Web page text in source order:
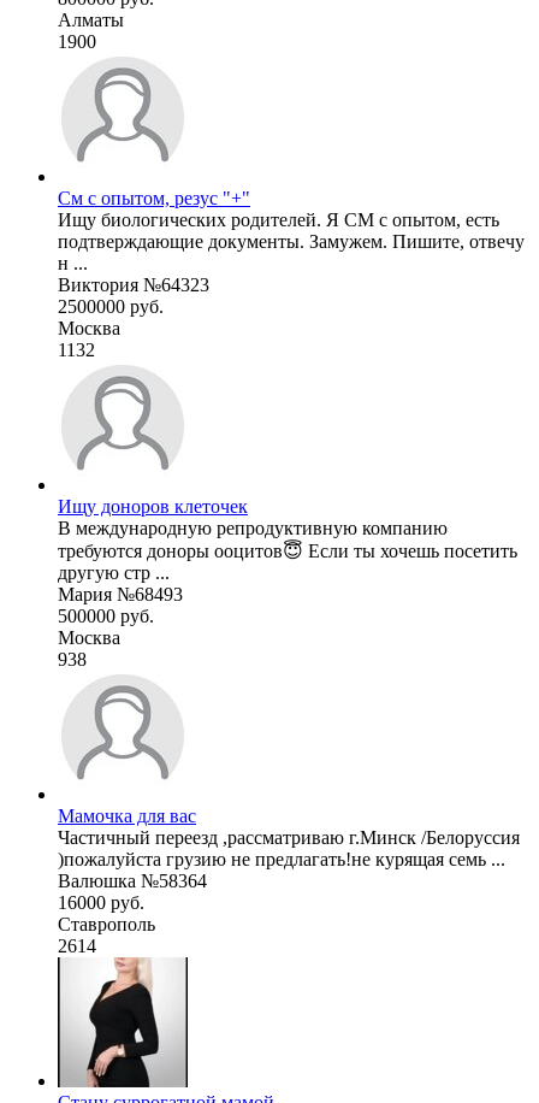
Алматы
1900
См с опытом, резус "+"
Ищу биологических родителей. Я СМ с опытом, есть
подтверждающие документы. Замужем. Пишите, отвечу
н ...
Виктория №64323
2500000 руб.
Москва
1132
Ищу доноров клеточек
В международную репродуктивную компанию
требуются доноры ооцитов😇 Если ты хочешь посетить
другую стр ...
Мария №68493
500000 руб.
Москва
938
Мамочка для вас
Частичный переезд ,рассматриваю г.Минск /Белоруссия
)пожалуйста грузию не предлагать!не курящая семь ...
Валюшка №58364
16000 руб.
Ставрополь
2614